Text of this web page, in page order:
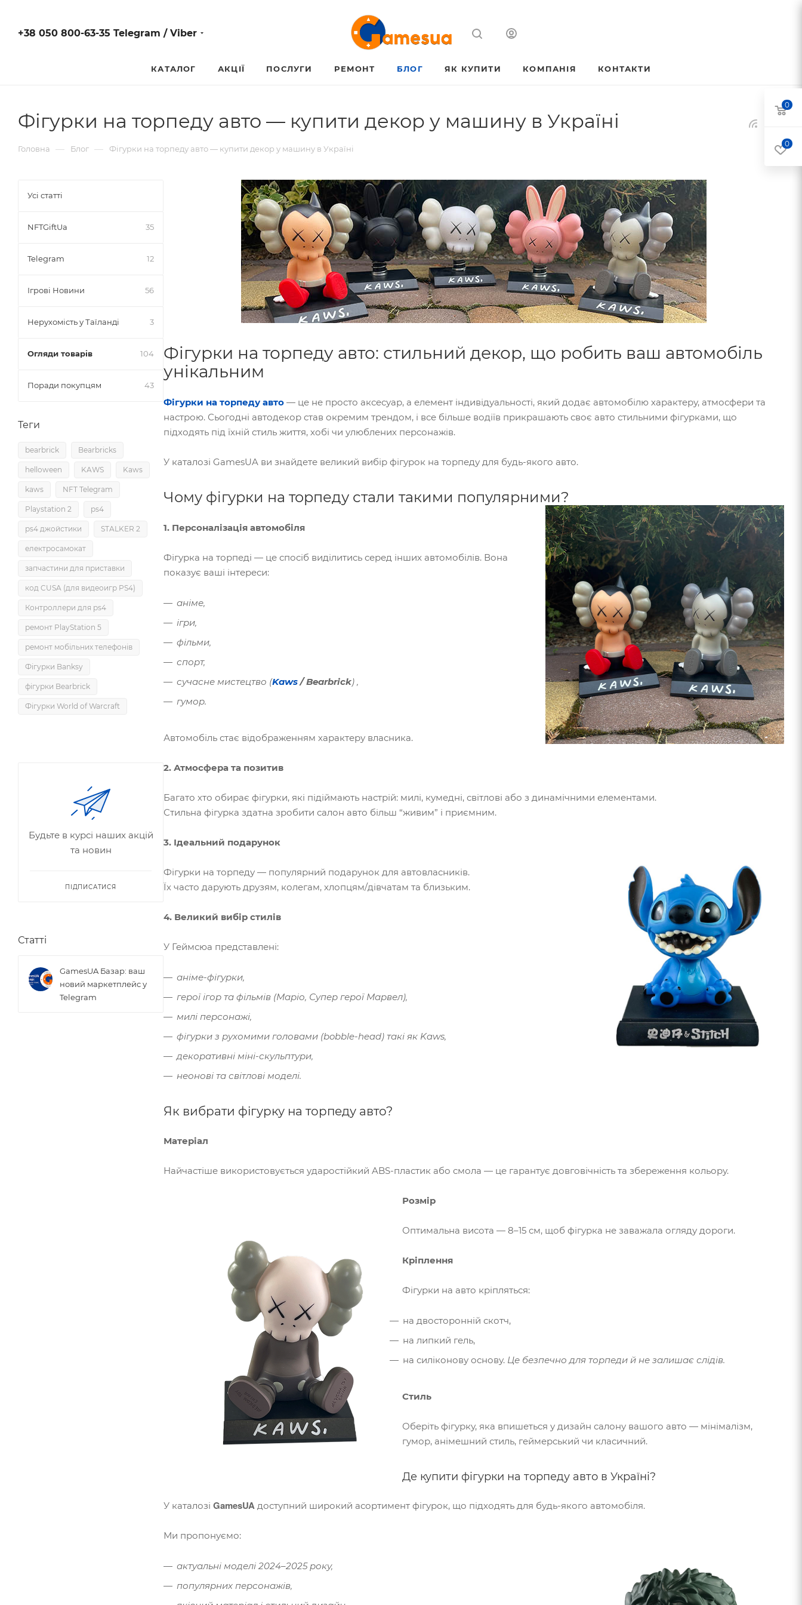
+38 050 800-63-35 Telegram / Viber
КАТАЛОГ АКЦІЇ ПОСЛУГИ РЕМОНТ БЛОГ ЯК КУПИТИ КОМПАНІЯ КОНТАКТИ
Фігурки на торпеду авто — купити декор у машину в Україні
Головна — Блог — Фігурки на торпеду авто — купити декор у машину в Україні
Фігурки на торпеду авто: стильний декор, що робить ваш автомобіль
унікальним
Фігурки на торпеду авто — це не просто аксесуар, а елемент індивідуальності, який додає автомобілю характеру, атмосфери та
настрою. Сьогодні автодекор став окремим трендом, і все більше водіїв прикрашають своє авто стильними фігурками, що
підходять під їхній стиль життя, хобі чи улюблених персонажів.
У каталозі GamesUA ви знайдете великий вибір фігурок на торпеду для будь-якого авто.
Чому фігурки на торпеду стали такими популярними?
1. Персоналізація автомобіля
Фігурка на торпеді — це спосіб виділитись серед інших автомобілів. Вона
показує ваші інтереси:
аніме,
ігри,
фільми,
спорт,
сучасне мистецтво (Kaws/ Bearbrick) ,
гумор.
Автомобіль стає відображенням характеру власника.
2. Атмосфера та позитив
Багато хто обирає фігурки, які підіймають настрій: милі, кумедні, світлові або з динамічними елементами.
Стильна фігурка здатна зробити салон авто більш “живим” і приємним.
3. Ідеальний подарунок
Фігурки на торпеду — популярний подарунок для автовласників.
Їх часто дарують друзям, колегам, хлопцям/дівчатам та близьким.
4. Великий вибір стилів
У Геймсюа представлені:
аніме-фігурки,
герої ігор та фільмів (Маріо, Супер герої Марвел),
милі персонажі,
фігурки з рухомими головами (bobble-head) такі як Kaws,
декоративні міні-скульптури,
неонові та світлові моделі.
Як вибрати фігурку на торпеду авто?
Матеріал
Найчастіше використовується ударостійкий ABS-пластик або смола — це гарантує довговічність та збереження кольору.
Розмір
Оптимальна висота — 8–15 см, щоб фігурка не заважала огляду дороги.
Кріплення
Фігурки на авто кріпляться:
на двосторонній скотч,
на липкий гель,
на силіконову основу. Це безпечно для торпеди й не залишає слідів.
Стиль
Оберіть фігурку, яка впишеться у дизайн салону вашого авто — мінімалізм,
гумор, анімешний стиль, геймерський чи класичний.
Де купити фігурки на торпеду авто в Україні?
У каталозі GamesUA доступний широкий асортимент фігурок, що підходять для будь-якого автомобіля.
Ми пропонуємо:
актуальні моделі 2024–2025 року,
популярних персонажів,
Усі статті
NFTGiftUa 35
Telegram 12
Ігрові Новини 56
Нерухомість у Таїланді 3
Огляди товарів 104
Поради покупцям 43
Теги
bearbrick Bearbricks
helloween KAWS Kaws
kaws NFT Telegram
Playstation 2 ps4
ps4 джойстики STALKER 2
електросамокат
запчастини для приставки
код CUSA (для видеоигр PS4)
Контроллери для ps4
ремонт PlayStation 5
ремонт мобільних телефонів
Фігурки Banksy
фігурки Bearbrick
Фігурки World of Warcraft
Будьте в курсі наших акцій
та новин
ПІДПИСАТИСЯ
Статті
GamesUA Базар: ваш
новий маркетплейс у
Telegram
0
0